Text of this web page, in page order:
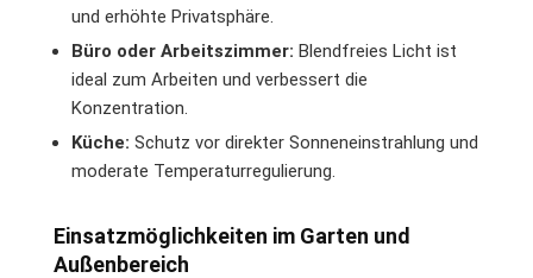
und erhöhte Privatsphäre.
Büro oder Arbeitszimmer: Blendfreies Licht ist
ideal zum Arbeiten und verbessert die
Konzentration.
Küche: Schutz vor direkter Sonneneinstrahlung und
moderate Temperaturregulierung.
Einsatzmöglichkeiten im Garten und
Außenbereich